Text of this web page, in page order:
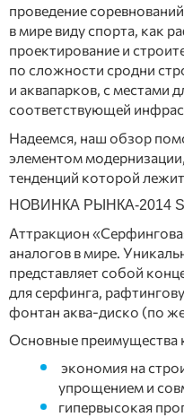
проведение
в мире виду спорта, как
проектирование и
по сложности сродни
и аквапарков, с местами
соответствующей
Надеемся, наш обзор
элементом
тенденций которой
НОВИНКА РЫНКА-2014
Аттракцион
аналогов в мире.
представляет собой
для серфинга,
фонтан аква-диско (по
Основные преимущества
экономия на
упрощением и
гипервысокая